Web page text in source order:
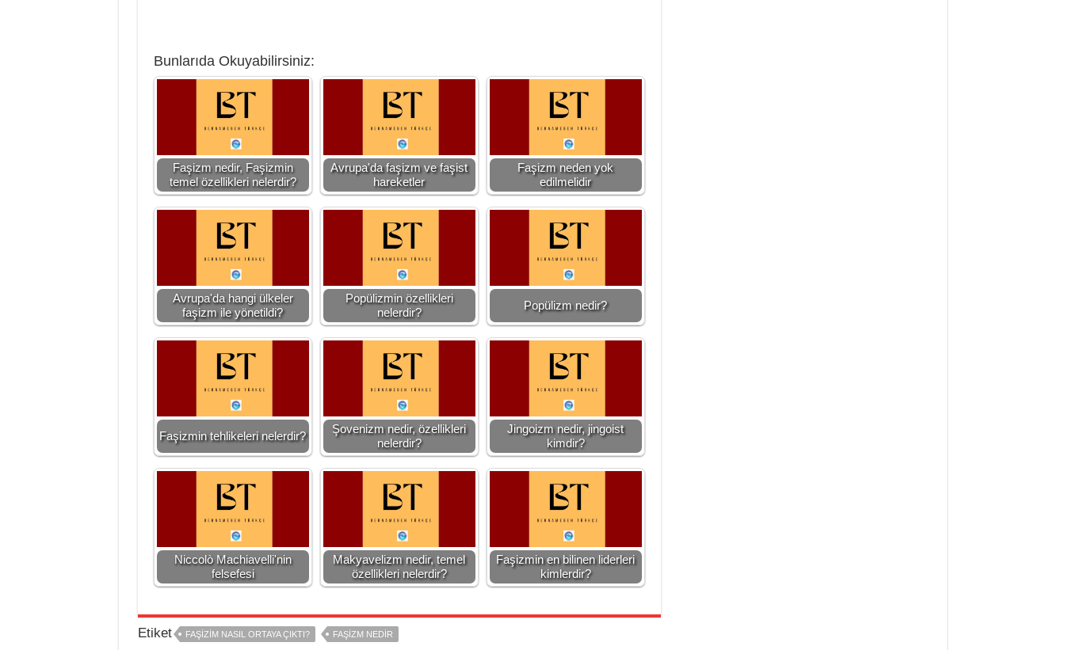
Bunlarıda Okuyabilirsiniz:
Faşizm nedir, Faşizmin
temel özellikleri nelerdir?
Avrupa'da faşizm ve faşist
hareketler
Faşizm neden yok
edilmelidir
Avrupa'da hangi ülkeler
faşizm ile yönetildi?
Popülizmin özellikleri
nelerdir?
Popülizm nedir?
Faşizmin tehlikeleri nelerdir?
Şovenizm nedir, özellikleri
nelerdir?
Jingoizm nedir, jingoist
kimdir?
Niccolò Machiavelli'nin
felsefesi
Makyavelizm nedir, temel
özellikleri nelerdir?
Faşizmin en bilinen liderleri
kimlerdir?
Etiket FAŞIZIM NASIL ORTAYA ÇIKTI? FAŞIZM NEDIR